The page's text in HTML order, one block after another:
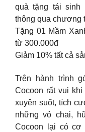
quà tặng tái
thông qua chương
Tặng 01 Mầm
từ 300.000đ
Giảm 10% tất cả
Trên hành trình
Cocoon rất vui
xuyên suốt, tích
những vỏ chai,
Cocoon lại có